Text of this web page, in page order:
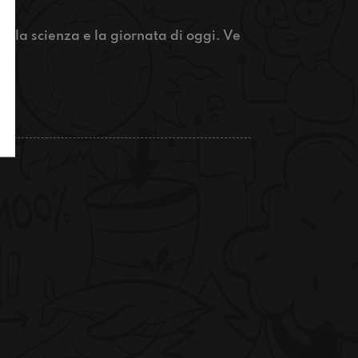
la scienza e la giornata di oggi. Ve